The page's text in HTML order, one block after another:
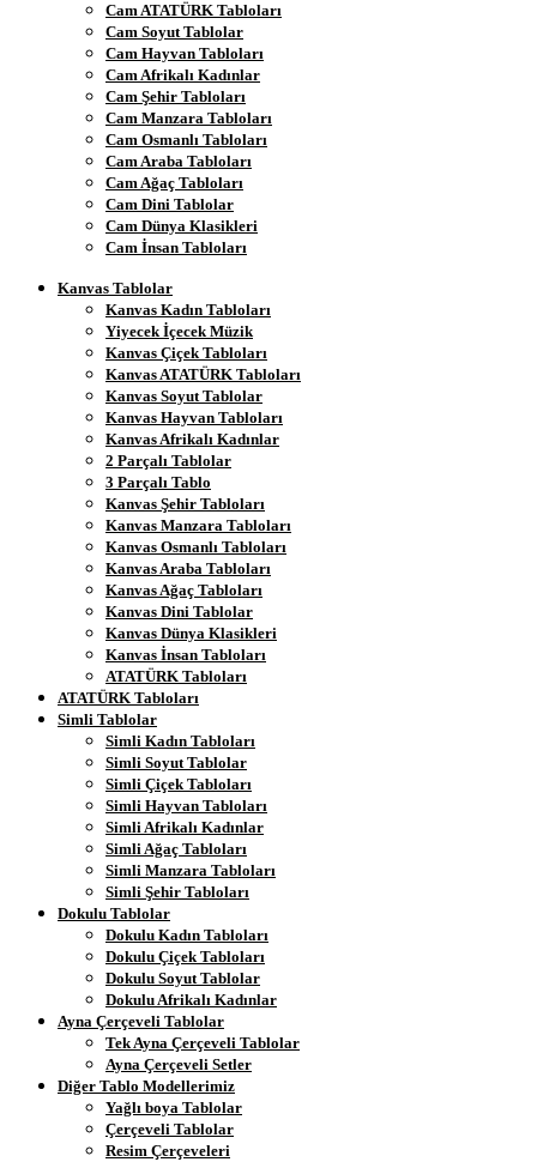
Cam ATATÜRK Tabloları
Cam Soyut Tablolar
Cam Hayvan Tabloları
Cam Afrikalı Kadınlar
Cam Şehir Tabloları
Cam Manzara Tabloları
Cam Osmanlı Tabloları
Cam Araba Tabloları
Cam Ağaç Tabloları
Cam Dini Tablolar
Cam Dünya Klasikleri
Cam İnsan Tabloları
Kanvas Tablolar
Kanvas Kadın Tabloları
Yiyecek İçecek Müzik
Kanvas Çiçek Tabloları
Kanvas ATATÜRK Tabloları
Kanvas Soyut Tablolar
Kanvas Hayvan Tabloları
Kanvas Afrikalı Kadınlar
2 Parçalı Tablolar
3 Parçalı Tablo
Kanvas Şehir Tabloları
Kanvas Manzara Tabloları
Kanvas Osmanlı Tabloları
Kanvas Araba Tabloları
Kanvas Ağaç Tabloları
Kanvas Dini Tablolar
Kanvas Dünya Klasikleri
Kanvas İnsan Tabloları
ATATÜRK Tabloları
ATATÜRK Tabloları
Simli Tablolar
Simli Kadın Tabloları
Simli Soyut Tablolar
Simli Çiçek Tabloları
Simli Hayvan Tabloları
Simli Afrikalı Kadınlar
Simli Ağaç Tabloları
Simli Manzara Tabloları
Simli Şehir Tabloları
Dokulu Tablolar
Dokulu Kadın Tabloları
Dokulu Çiçek Tabloları
Dokulu Soyut Tablolar
Dokulu Afrikalı Kadınlar
Ayna Çerçeveli Tablolar
Tek Ayna Çerçeveli Tablolar
Ayna Çerçeveli Setler
Diğer Tablo Modellerimiz
Yağlı boya Tablolar
Çerçeveli Tablolar
Resim Çerçeveleri